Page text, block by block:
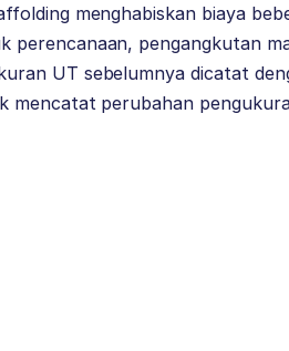
menghabiskan biaya
perencanaan, pengangkutan
UT sebelumnya dicatat
mencatat perubahan